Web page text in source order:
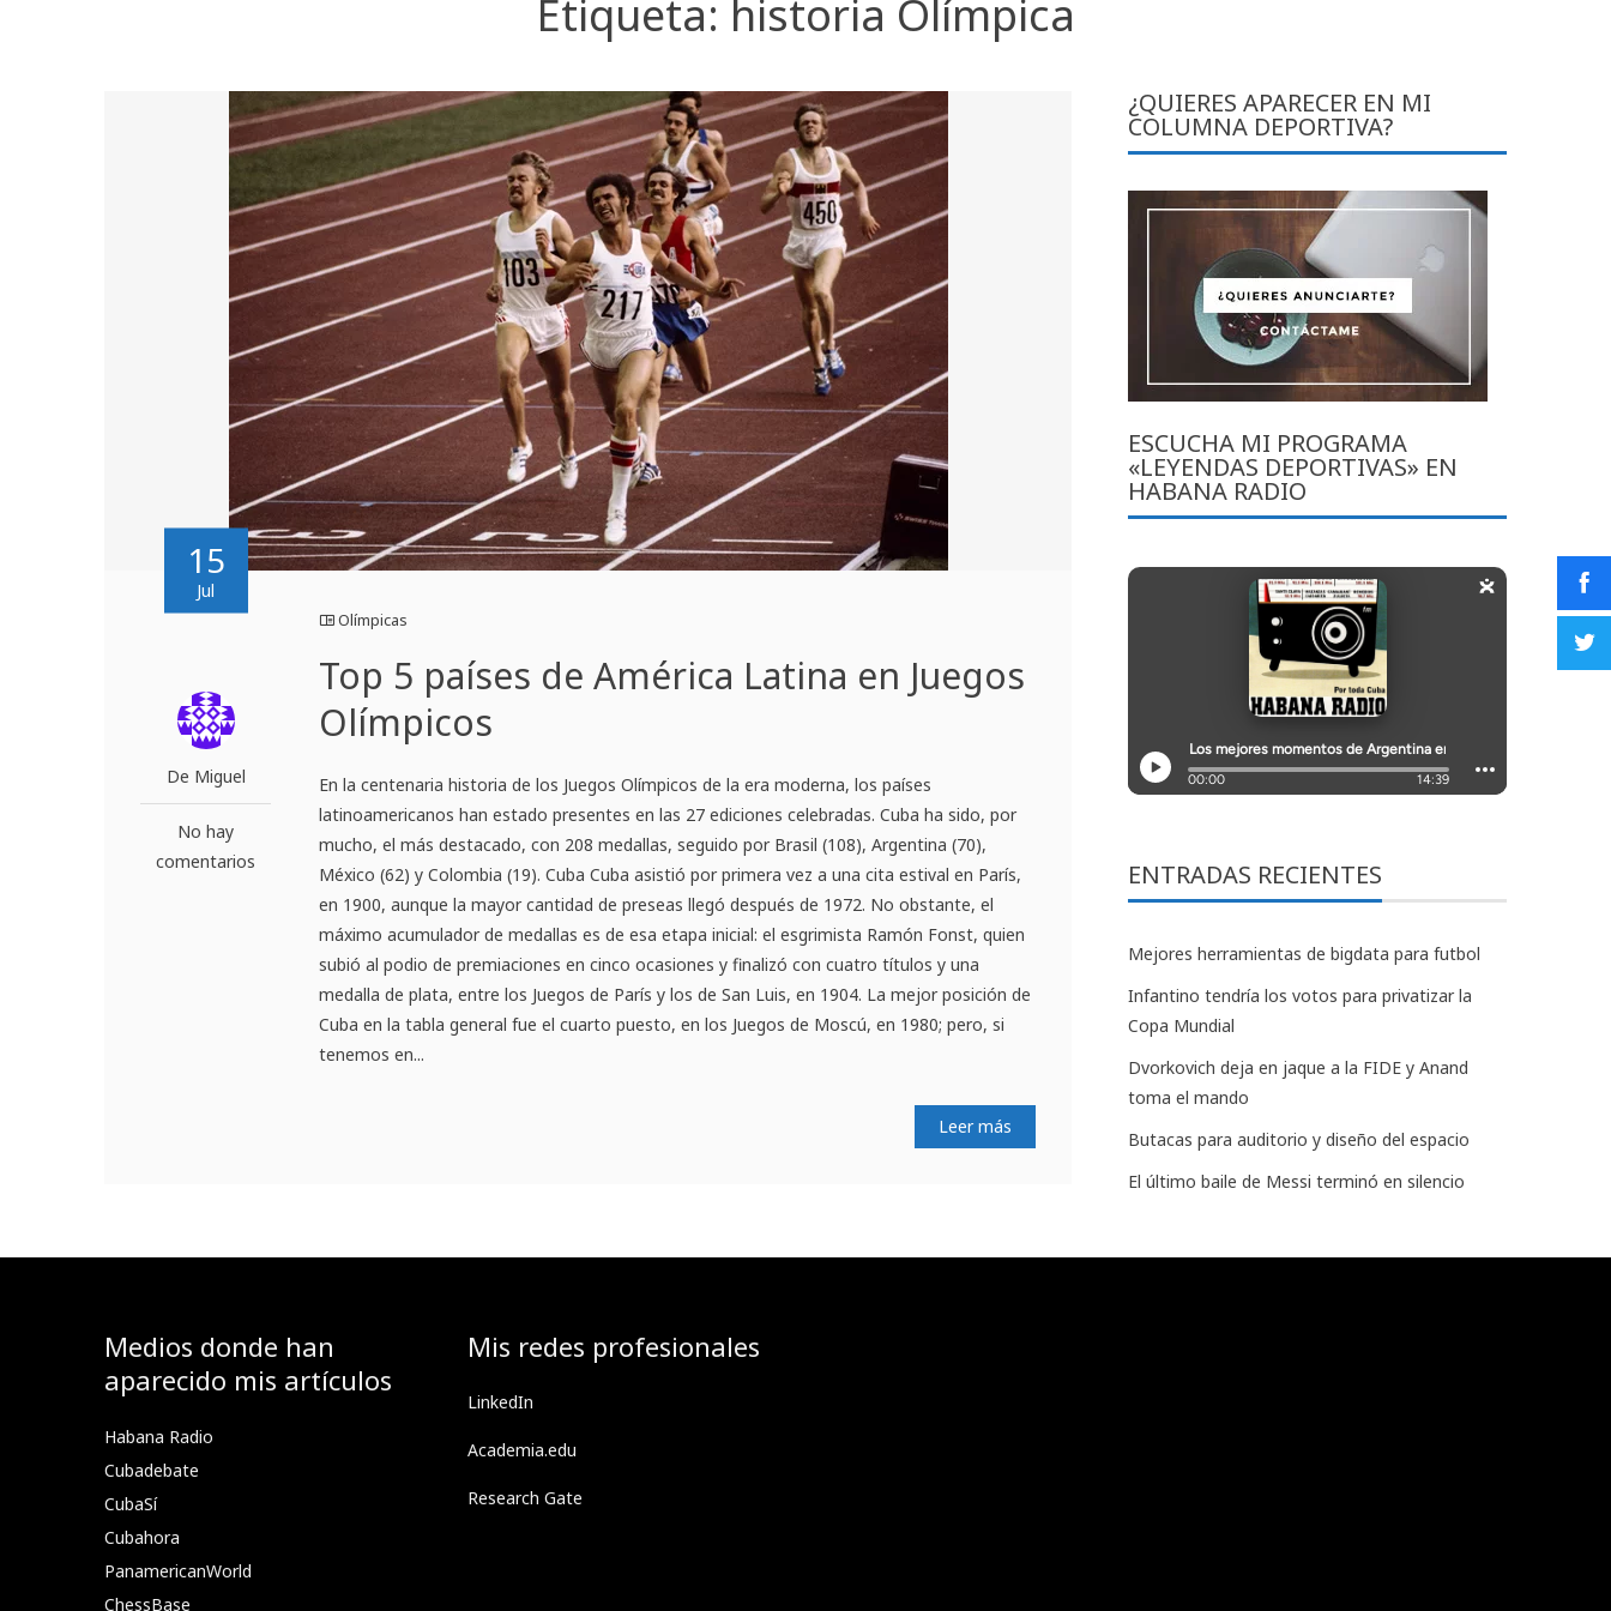
Etiqueta: historia Olímpica
15
Jul
De Miguel
No hay
comentarios
Olímpicas
Top 5 países de América Latina en Juegos
Olímpicos
En la centenaria historia de los Juegos Olímpicos de la era moderna, los países
latinoamericanos han estado presentes en las 27 ediciones celebradas. Cuba ha sido, por
mucho, el más destacado, con 208 medallas, seguido por Brasil (108), Argentina (70),
México (62) y Colombia (19). Cuba Cuba asistió por primera vez a una cita estival en París,
en 1900, aunque la mayor cantidad de preseas llegó después de 1972. No obstante, el
máximo acumulador de medallas es de esa etapa inicial: el esgrimista Ramón Fonst, quien
subió al podio de premiaciones en cinco ocasiones y finalizó con cuatro títulos y una
medalla de plata, entre los Juegos de París y los de San Luis, en 1904. La mejor posición de
Cuba en la tabla general fue el cuarto puesto, en los Juegos de Moscú, en 1980; pero, si
tenemos en...
Leer más
¿QUIERES APARECER EN MI
COLUMNA DEPORTIVA?
ESCUCHA MI PROGRAMA
«LEYENDAS DEPORTIVAS» EN
HABANA RADIO
ENTRADAS RECIENTES
Mejores herramientas de bigdata para futbol
Infantino tendría los votos para privatizar la
Copa Mundial
Dvorkovich deja en jaque a la FIDE y Anand
toma el mando
Butacas para auditorio y diseño del espacio
El último baile de Messi terminó en silencio
Medios donde han
aparecido mis artículos
Habana Radio
Cubadebate
CubaSí
Cubahora
PanamericanWorld
ChessBase
Mis redes profesionales
LinkedIn
Academia.edu
Research Gate